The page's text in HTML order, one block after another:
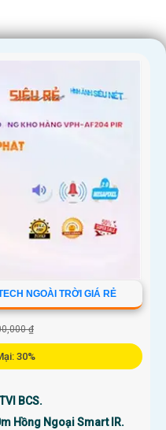
NGOÀI TRỜI GIÁ RẺ
₫
30%
BCS.
Hồng Ngoại Smart IR.